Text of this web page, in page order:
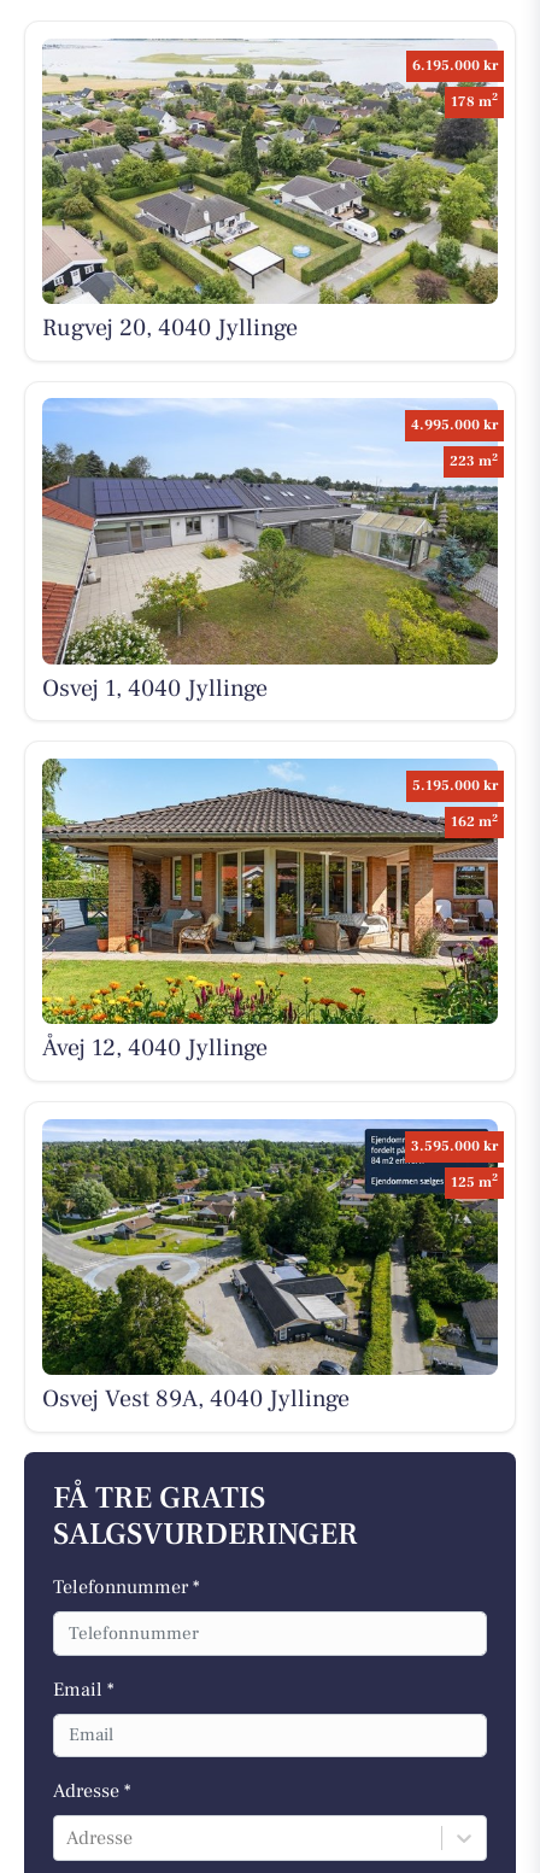
6.195.000 kr
178 m2
Rugvej 20, 4040 Jyllinge
4.995.000 kr
223 m2
Osvej 1, 4040 Jyllinge
5.195.000 kr
162 m2
Åvej 12, 4040 Jyllinge
3.595.000 kr
125 m2
Osvej Vest 89A, 4040 Jyllinge
FÅ TRE GRATIS
SALGSVURDERINGER
Telefonnummer *
Email *
Adresse *
Adresse